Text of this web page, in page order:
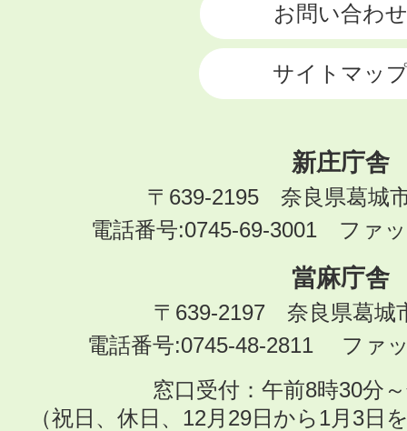
お問い合わせ
サイトマッ
新庄庁舎
〒639-2195 奈良県葛城
電話番号:0745-69-3001 ファ
當麻庁舎
〒639-2197 奈良県葛城
電話番号:0745-48-2811 ファ
窓口受付：午前8時30分
（祝日、休日、12月29日から1月3日